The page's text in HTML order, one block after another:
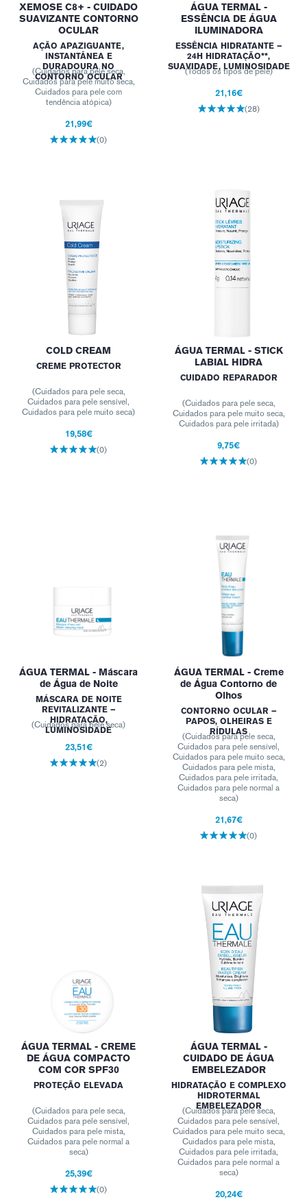
XEMOSE C8+ - CUIDADO
SUAVIZANTE CONTORNO
OCULAR
AÇÃO APAZIGUANTE,
INSTANTÂNEA E
DURADOURA NO
CONTORNO OCULAR
(Cuidados para pele seca,
Cuidados para pele muito seca,
Cuidados para pele com
tendência atópica)
21,99€
(0)
ÁGUA TERMAL -
ESSÊNCIA DE ÁGUA
ILUMINADORA
ESSÊNCIA HIDRATANTE –
24H HIDRATAÇÃO**,
SUAVIDADE, LUMINOSIDADE
(Todos os tipos de pele)
21,16€
(28)
COLD CREAM
CREME PROTECTOR
(Cuidados para pele seca,
Cuidados para pele sensível,
Cuidados para pele muito seca)
19,58€
(0)
ÁGUA TERMAL - STICK
LABIAL HIDRA
CUIDADO REPARADOR
(Cuidados para pele seca,
Cuidados para pele muito seca,
Cuidados para pele irritada)
9,75€
(0)
ÁGUA TERMAL - Máscara
de Água de Noite
MÁSCARA DE NOITE
REVITALIZANTE –
HIDRATAÇÃO,
LUMINOSIDADE
(Cuidados para pele seca)
23,51€
(2)
ÁGUA TERMAL - Creme
de Água Contorno de
Olhos
CONTORNO OCULAR –
PAPOS, OLHEIRAS E
RÍDULAS
(Cuidados para pele seca,
Cuidados para pele sensível,
Cuidados para pele muito seca,
Cuidados para pele mista,
Cuidados para pele irritada,
Cuidados para pele normal a
seca)
21,67€
(0)
ÁGUA TERMAL - CREME
DE ÁGUA COMPACTO
COM COR SPF30
PROTEÇÃO ELEVADA
(Cuidados para pele seca,
Cuidados para pele sensível,
Cuidados para pele mista,
Cuidados para pele normal a
seca)
25,39€
(0)
ÁGUA TERMAL -
CUIDADO DE ÁGUA
EMBELEZADOR
HIDRATAÇÃO E COMPLEXO
HIDROTERMAL
EMBELEZADOR
(Cuidados para pele seca,
Cuidados para pele sensível,
Cuidados para pele muito seca,
Cuidados para pele mista,
Cuidados para pele irritada,
Cuidados para pele normal a
seca)
20,24€